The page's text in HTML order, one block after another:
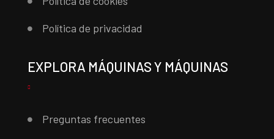
Política de privacidad
EXPLORA MÁQUINAS Y MÁQUINAS
Preguntas frecuentes